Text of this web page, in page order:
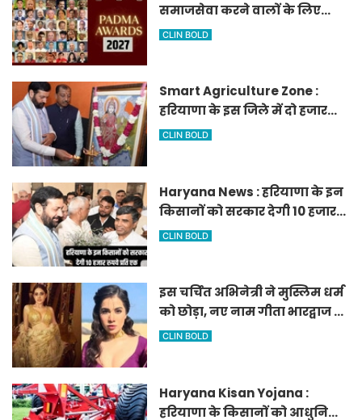
समाजसेवा करने वालों के लिए
सुनेहरा मौका, गृह मंत्रालय ने
CLIN BOLD
Smart Agriculture Zone :
हरियाणा के इस जिले में दो हजार
एकड़ में बनेगा स्मार्ट एग्रीकल्चर
CLIN BOLD
Haryana News : हरियाणा के इन
किसानों को सरकार देगी 10 हजार
रुपये प्रति एकड़, सीएम सैनी की
CLIN BOLD
इस चर्चित अभिनेत्री ने मुस्लिम धर्म
को छोड़ा, नए नाम गीता भारद्वाज से
हो रही वायरल
CLIN BOLD
Haryana Kisan Yojana :
हरियाणा के किसानों को आधुनिक